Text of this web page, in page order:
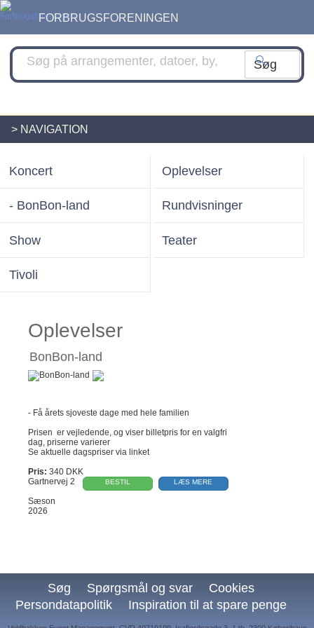
FORBRUGSFORENINGEN
> NAVIGATION
Koncert Oplevelser
- BonBon-land Rundvisninger
Show Teater
Tivoli
Oplevelser
BonBon-land
- Få årets sjoveste dage med hele familien
Prisen er vejledende, og viser billetpris for en valgfri
dag, priserne varierer
Se aktuelle dagspriser via linket
Pris: 340 DKK
Gartnervej 2
Sæson
2026
BESTIL LÆS MERE
Søg Spørgsmål og svar
Cookies
Persondatapolitik
Inspiration til at spare penge